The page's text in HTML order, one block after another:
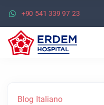
+90 541 339 97 23
Blog Italiano